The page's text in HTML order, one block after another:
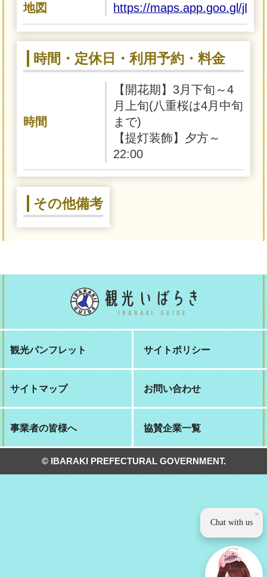
地図 https://maps.app.goo.gl/
時間・定休日・利用予約・料金
時間
【開花期】3月下旬～4
月上旬(八重桜は4月中旬
まで)
【提灯装飾】夕方～
22:00
その他備考
観光パンフレット サイトポリシー
サイトマップ お問い合わせ
事業者の皆様へ 協賛企業一覧
© IBARAKI PREFECTURAL GOVERNMENT.
×
Chat with us